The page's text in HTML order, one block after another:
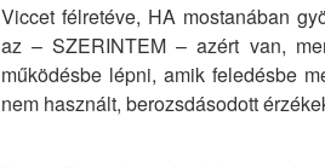
Viccet félretéve, HA mostanában
az – SZERINTEM – azért van,
működésbe lépni, amik feledésbe
nem használt, berozsdásodott